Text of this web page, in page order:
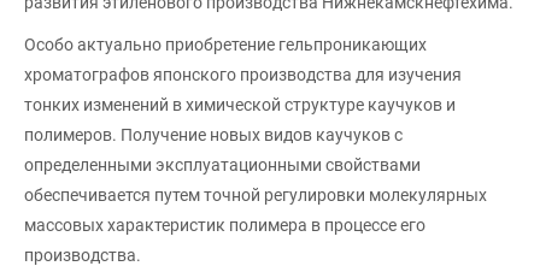
Особо актуально приобретение гельпроникающих
хроматографов японского производства для изучения
тонких изменений в химической структуре каучуков и
полимеров. Получение новых видов каучуков с
определенными эксплуатационными свойствами
обеспечивается путем точной регулировки молекулярных
массовых характеристик полимера в процессе его
производства.